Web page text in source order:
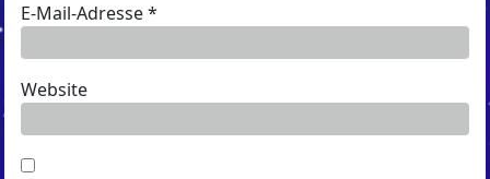
E-Mail-Adresse*
Website